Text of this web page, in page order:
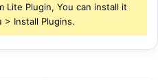
Lite Plugin, You can install it
Install Plugins.